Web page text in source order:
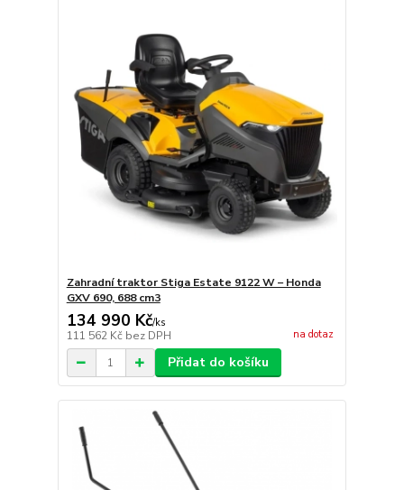
Zahradní traktor Stiga Estate 9122 W – Honda
GXV 690, 688 cm3
134 990 Kč/ks
111 562 Kč bez DPH na dotaz
Přidat do košíku